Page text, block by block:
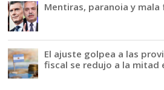
Mentiras, paranoia y mala
El ajuste golpea a las
fiscal se redujo a la mitad